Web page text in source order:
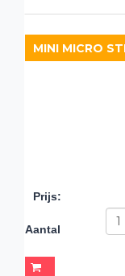
Prijs:
Aantal